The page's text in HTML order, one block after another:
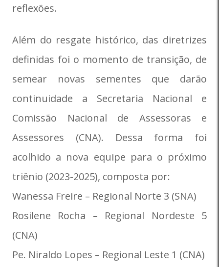
reflexões.
Além do resgate histórico, das diretrizes
definidas foi o momento de transição, de
semear novas sementes que darão
continuidade a Secretaria Nacional e
Comissão Nacional de Assessoras e
Assessores (CNA). Dessa forma foi
acolhido a nova equipe para o próximo
triênio (2023-2025), composta por:
Wanessa Freire – Regional Norte 3 (SNA)
Rosilene Rocha – Regional Nordeste 5
(CNA)
Pe. Niraldo Lopes – Regional Leste 1 (CNA)